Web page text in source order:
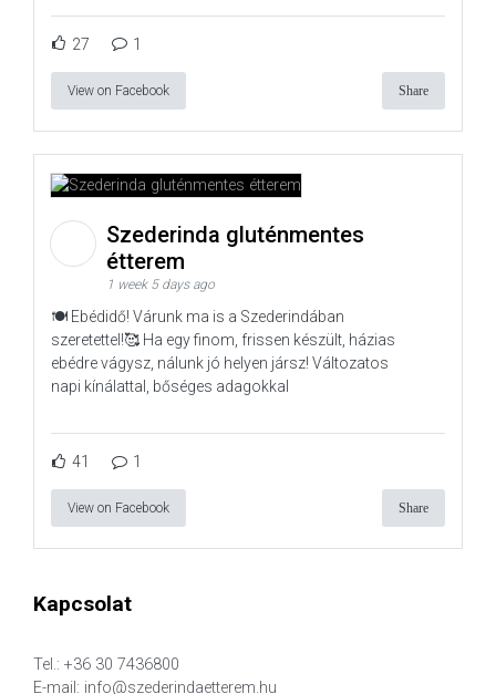
27 1
View on Facebook Share
Szederinda gluténmentes
étterem
1 week 5 days ago
🍽️ Ebédidő! Várunk ma is a Szederindában
szeretettel!🥰 Ha egy finom, frissen készült, házias
ebédre vágysz, nálunk jó helyen jársz! Változatos
napi kínálattal, bőséges adagokkal
41 1
View on Facebook Share
Kapcsolat
Tel.: +36 30 7436800
E-mail: info@szederindaetterem.hu